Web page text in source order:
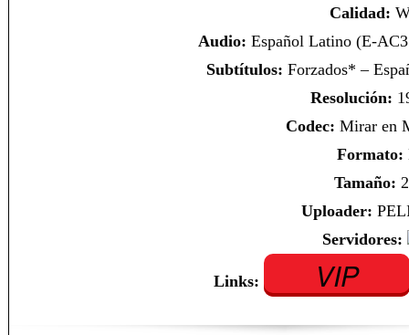
Calidad:
Audio: Español Latino (E-
Subtítulos: Forzados* –
Resolución:
Codec: Mirar en
Formato:
Tamaño:
Uploader:
Servidores:
Links: VIP